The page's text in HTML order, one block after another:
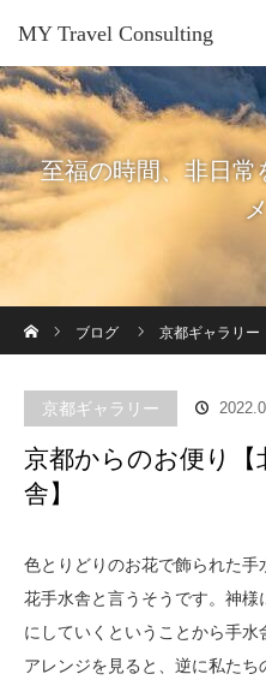
MY Travel Consulting
至福の時間、非日常
ブログ
京都ギャラリー
京都ギャラリー
京都からのお便り【
舎】
色とりどりのお花で飾られた手
花手水舎と言うそうです。神
にしていくということから手
アレンジを見ると、逆に私た